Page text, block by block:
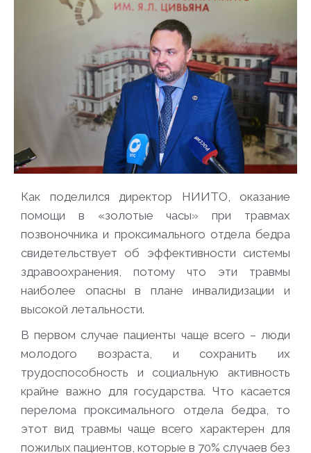
Как поделился директор НИИТО, оказание
помощи в «золотые часы» при травмах
позвоночника и проксимального отдела бедра
свидетельствует об эффективности системы
здравоохранения, потому что эти травмы
наиболее опасны в плане инвалидизации и
высокой летальности.
В первом случае пациенты чаще всего – люди
молодого возраста, и сохранить их
трудоспособность и социальную активность
крайне важно для государства. Что касается
перелома проксимального отдела бедра, то
этот вид травмы чаще всего характерен для
пожилых пациентов, которые в 70% случаев без